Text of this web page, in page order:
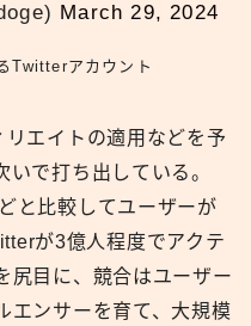
March 29, 2024
Twitterアカウント
エイトの適用などを予
で打ち出している。
と比較してユーザーが
が3億人程度でアクテ
尻目に、競合はユーザー
エンサーを育て、大規模